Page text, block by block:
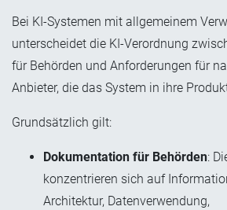
Bei KI-Systemen mit allgemeinem
unterscheidet die KI-Verordnung
für Behörden und Anforderungen für
Anbieter, die das System in ihre
Grundsätzlich gilt:
Dokumentation für Behörden:
konzentrieren sich auf
Architektur, Datenverwendung,